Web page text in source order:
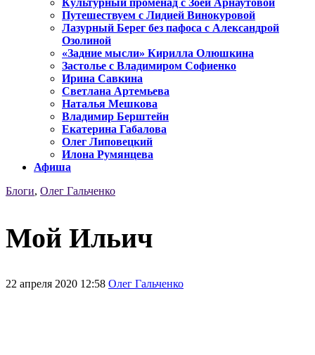
Культурный променад с Зоей Арнаутовой
Путешествуем с Лидией Винокуровой
Лазурный Берег без пафоса с Александрой
Озолиной
«Задние мысли» Кирилла Олюшкина
Застолье с Владимиром Софиенко
Ирина Савкина
Светлана Артемьева
Наталья Мешкова
Владимир Берштейн
Екатерина Габалова
Олег Липовецкий
Илона Румянцева
Афиша
Блоги, Олег Гальченко
Мой Ильич
22 апреля 2020 12:58 Олег Гальченко